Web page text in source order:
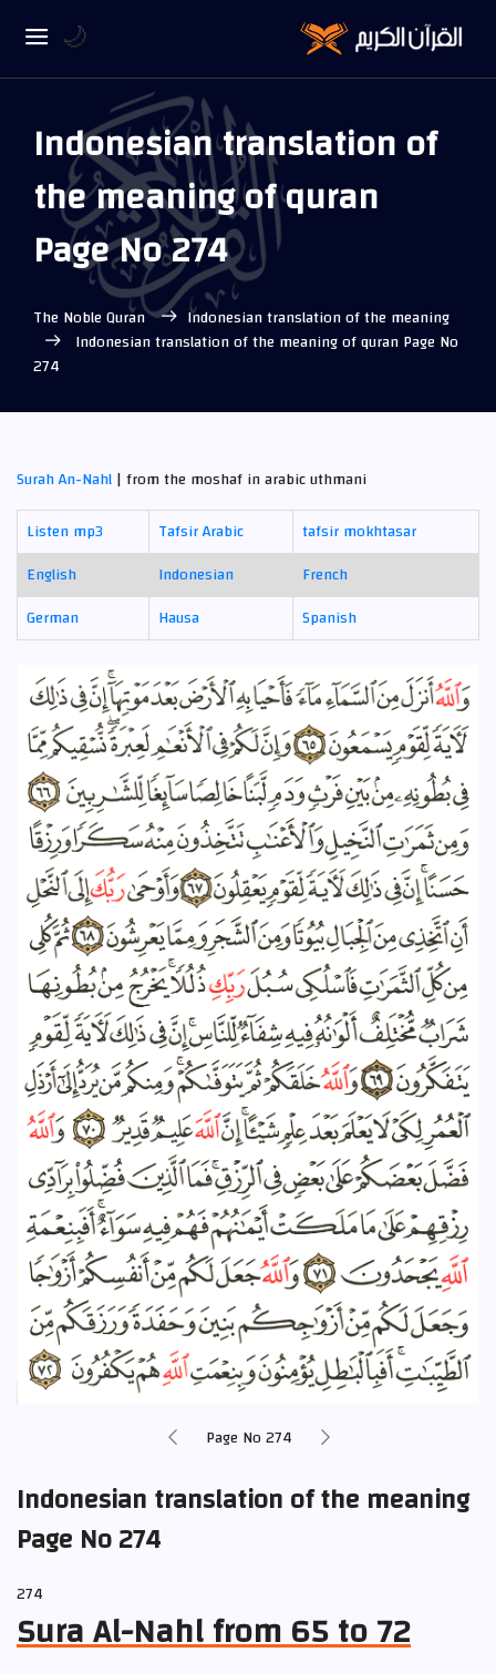
Indonesian translation of
the meaning of quran
Page No 274
The Noble Quran
Indonesian translation of the meaning
Indonesian translation of the meaning of quran Page No
274
Surah An-Nahl| from the moshaf in arabic uthmani
Listen mp3
Tafsir Arabic
tafsir mokhtasar
English
Indonesian
French
German
Hausa Spanish
Page No 274
Indonesian translation of the meaning
Page No 274
274
Sura Al-Nahl from 65 to 72
🌙